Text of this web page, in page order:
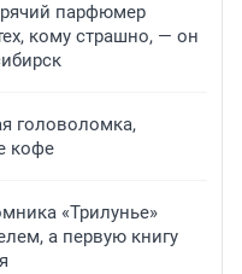
парфюмер
кому страшно, — он
головоломка,
кофе
«Трилунье»
а первую книгу